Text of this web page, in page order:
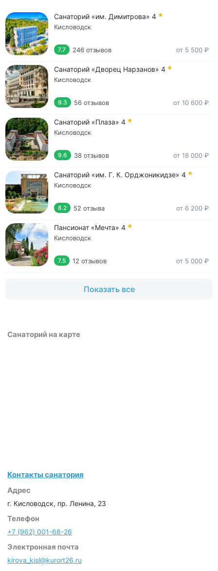
Санаторий «им. Димитрова» 4
Кисловодск
7.7 246 отзывов от 5 500 ₽
Санаторий «Дворец Нарзанов» 4
Кисловодск
9.3 56 отзывов от 10 600 ₽
Санаторий «Плаза» 4
Кисловодск
9.6 38 отзывов от 18 000 ₽
Санаторий «им. Г. К. Орджоникидзе» 4
Кисловодск
8.2 52 отзыва от 6 200 ₽
Пансионат «Мечта» 4
Кисловодск
7.5 12 отзывов от 5 000 ₽
Показать все
Санаторий на карте
Контакты санатория
Адрес
г. Кисловодск, пр. Ленина, 23
Телефон
+7 (962) 001-68-26
Электронная почта
kirova_kisl@kurort26.ru